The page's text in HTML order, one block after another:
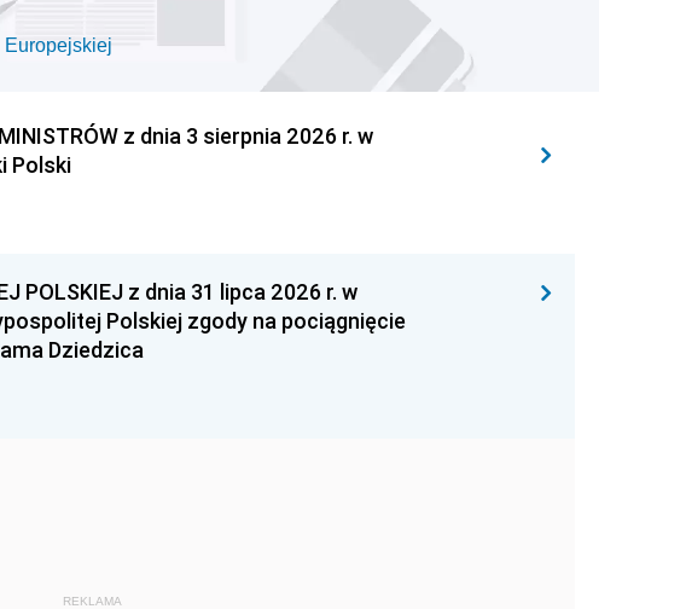
z dnia 3 sierpnia 2026 r. w
Polski
POLSKIEJ z dnia 31 lipca 2026 r. w
Polskiej zgody na pociągnięcie
Dziedzica
REKLAMA